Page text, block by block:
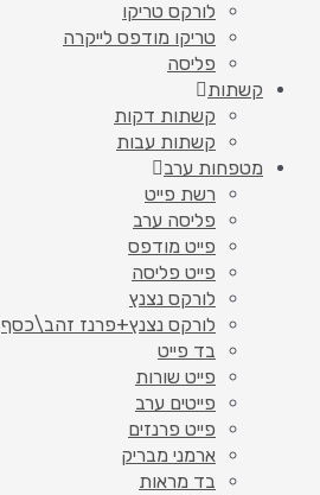
לורקס טריקו
טריקו מודפס לייקרה
פליסה
קשתות
קשתות דקות
קשתות עבות
מטפחות ערב
רשת פייט
פליסה ערב
פייט מודפס
פייט פליסה
לורקס נצנץ
לורקס נצנץ+פרנז זהב\כסף
בד פייט
פייט שורות
פייטים ערב
פייט פרנזים
ארמני מבריק
בד מראות